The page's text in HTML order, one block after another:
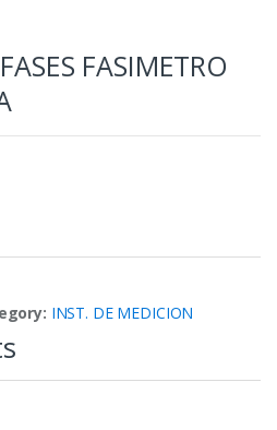
FASIMETRO
INST. DE MEDICION